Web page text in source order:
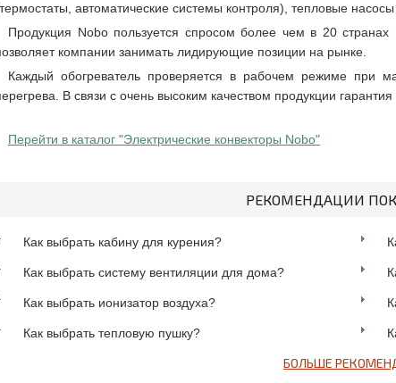
автоматические системы контроля), тепловые
Продукция Nobo пользуется спросом более чем в 20
компании занимать лидирующие позиции на рынке.
Каждый обогреватель проверяется в рабочем режиме при
В связи с очень высоким качеством продукции
Перейти в каталог "Электрические конвекторы Nobo"
РЕКОМЕНДАЦИИ
Как выбрать кабину для курения?
Как выбрать систему вентиляции для дома?
Как выбрать ионизатор воздуха?
Как выбрать тепловую пушку?
БОЛЬШЕ